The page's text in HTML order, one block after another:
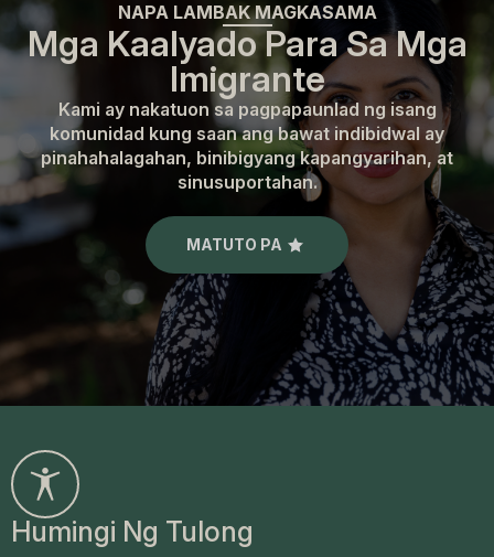
NAPA LAMBAK MAGKASAMA
Mga Kaalyado Para Sa Mga
Imigrante
Kami ay nakatuon sa pagpapaunlad ng isang
komunidad kung saan ang bawat indibidwal ay
pinahahalagahan, binibigyang kapangyarihan, at
sinusuportahan.
MATUTO PA
Humingi Ng Tulong